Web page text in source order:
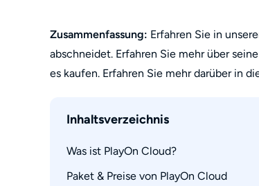
Zusammenfassung: Erfahren Sie in
abschneidet. Erfahren Sie mehr über
es kaufen. Erfahren Sie mehr darüber in
Inhaltsverzeichnis
Was ist PlayOn Cloud?
Paket & Preise von PlayOn Cloud